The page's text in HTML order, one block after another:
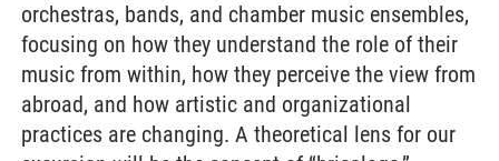
orchestras, bands, and chamber music ensembles,
focusing on how they understand the role of their
music from within, how they perceive the view from
abroad, and how artistic and organizational
practices are changing. A theoretical lens for our